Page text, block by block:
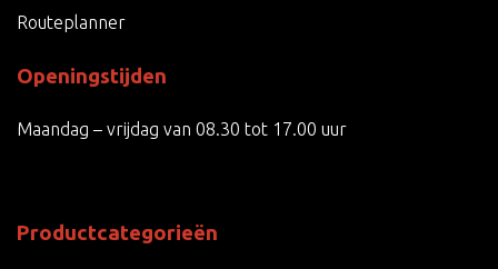
Routeplanner
Openingstijden
Maandag – vrijdag van 08.30 tot 17.00 uur
Productcategorieën